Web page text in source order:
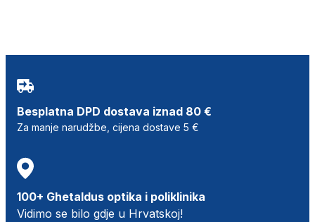
Besplatna DPD dostava iznad 80 €
Za manje narudžbe, cijena dostave 5 €
100+ Ghetaldus optika i poliklinika
Vidimo se bilo gdje u Hrvatskoj!